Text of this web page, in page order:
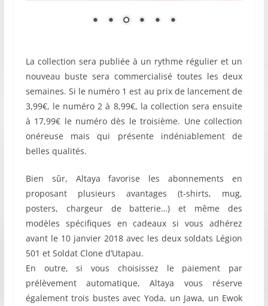
La collection sera publiée à un rythme régulier et un
nouveau buste sera commercialisé toutes les deux
semaines. Si le numéro 1 est au prix de lancement de
3,99€, le numéro 2 à 8,99€, la collection sera ensuite
à 17,99€ le numéro dès le troisième. Une collection
onéreuse mais qui présente indéniablement de
belles qualités.
Bien sûr, Altaya favorise les abonnements en
proposant plusieurs avantages (t-shirts, mug,
posters, chargeur de batterie…) et même des
modèles spécifiques en cadeaux si vous adhérez
avant le 10 janvier 2018 avec les deux soldats Légion
501 et Soldat Clone d’Utapau.
En outre, si vous choisissez le paiement par
prélèvement automatique, Altaya vous réserve
également trois bustes avec Yoda, un Jawa, un Ewok